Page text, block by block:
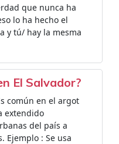
que nunca ha
lo ha hecho el
y tú/ hay la mesma
El Salvador?
común en el argot
extendido
del país a
Ejemplo : Se usa